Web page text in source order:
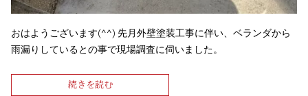
おはようございます(^^) 先月外壁塗装工事に伴い、ベランダから
雨漏りしているとの事で現場調査に伺いました。
続きを読む